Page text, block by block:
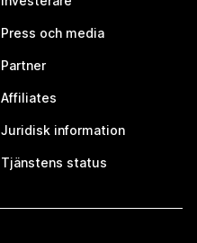
Press och media
Partner
Affiliates
Juridisk information
Tjänstens status